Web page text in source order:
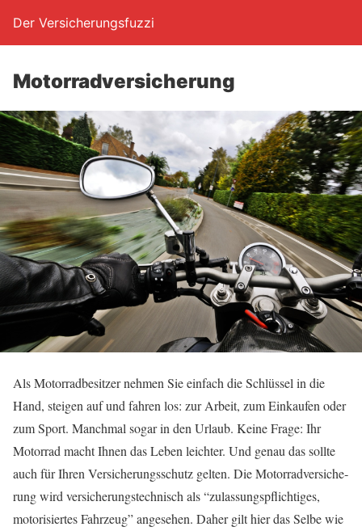
Der Versicherungsfuzzi
Motor­rad­ver­si­che­rung
Als Motor­rad­be­sit­zer neh­men Sie ein­fach die Schlüs­sel in die
Hand, stei­gen auf und fah­ren los: zur Arbeit, zum Ein­kau­fen oder
zum Sport. Manch­mal sogar in den Urlaub. Kei­ne Fra­ge: Ihr
Motor­rad macht Ihnen das Leben leich­ter. Und genau das soll­te
auch für Ihren Ver­si­che­rungs­schutz gel­ten. Die Motor­rad­ver­si­che­
rung wird ver­si­che­rungs­tech­nisch als “zulas­sungs­pflich­ti­ges,
moto­ri­sier­tes Fahr­zeug” ange­se­hen. Daher gilt hier das Sel­be wie